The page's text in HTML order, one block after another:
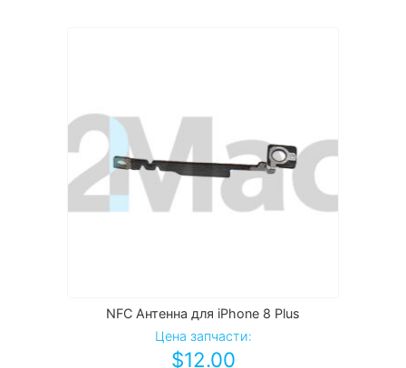
NFC Антенна для iPhone 8 Plus
Цена запчасти:
$12.00